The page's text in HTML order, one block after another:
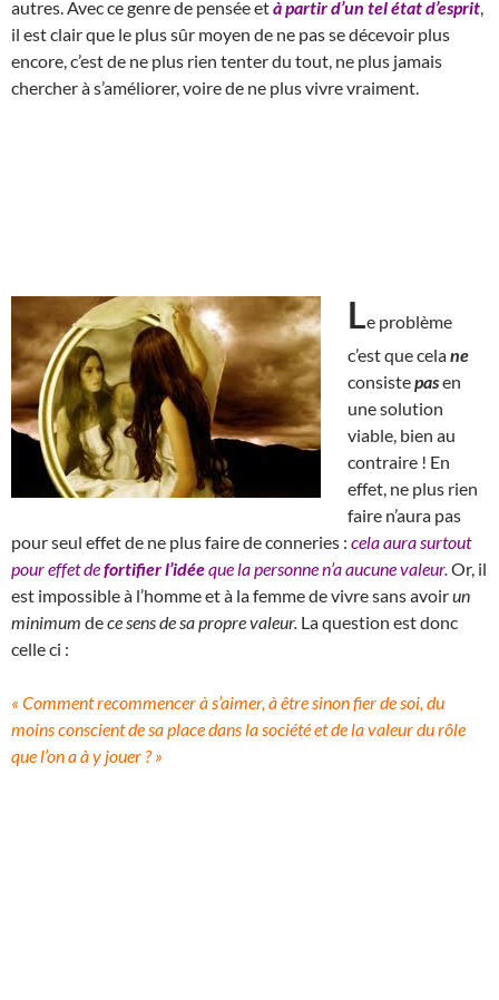
autres. Avec ce genre de pensée età partir d’un tel état d’esprit
il est clair que le plus sûr moyen de ne pas se décevoir plus
encore, c’est de ne plus rien tenter du tout, ne plus jamais
chercher à s’améliorer, voire de ne plus vivre vraiment.
Le problème
c’est que celane
consistepasen
une solution
viable, bien au
contraire ! En
effet, ne plus rien
faire n’aura pas
pour seul effet de ne plus faire de conneries : cela aura surtout
pour effet defortifier l’idéeque la personne n’a aucune valeur. Or, il
est impossible à l’homme et à la femme de vivre sans avoirun
minimum dece sens de sa propre valeur. La question est donc
celle ci :
« Comment recommencer à s’aimer, à être sinon fier de soi, du
moins conscient de sa place dans la société et de la valeur du rôle
que l’on a à y jouer ? »